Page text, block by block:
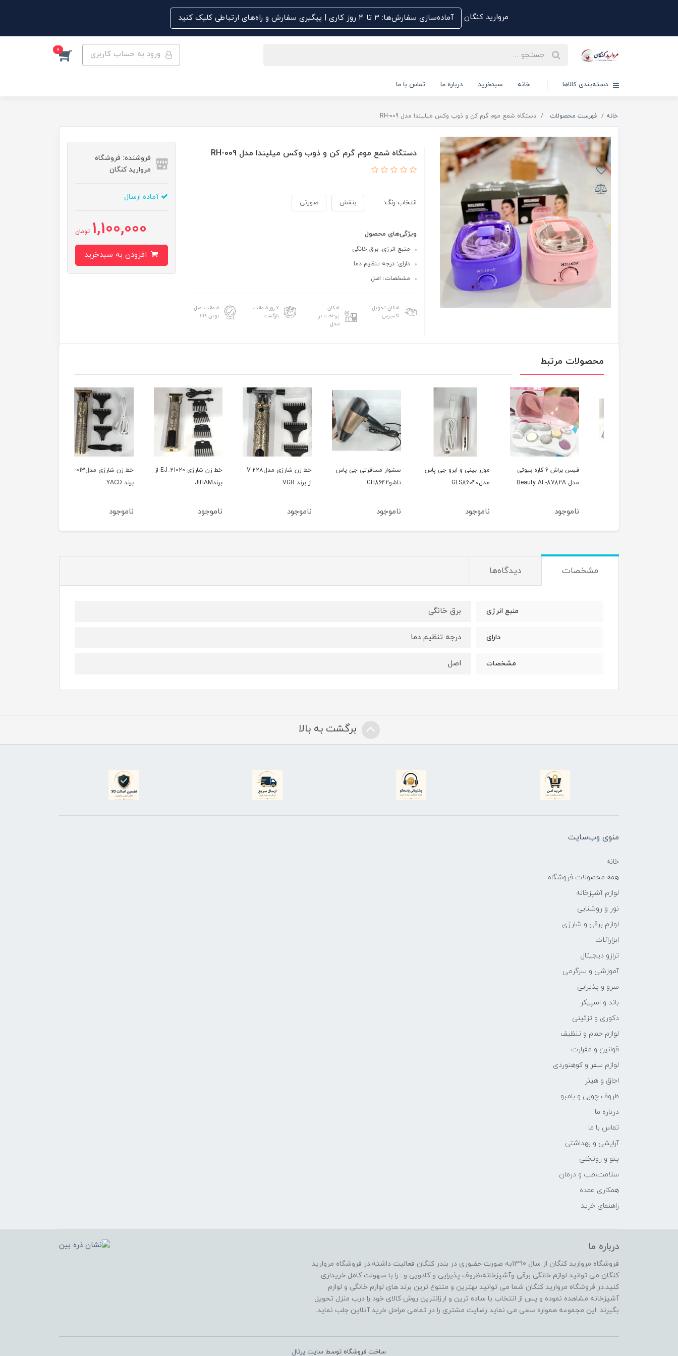
مروارید کنگان آماده‌سازی سفارش‌ها: ۳ تا ۴ روز کاری | پیگیری سفارش و راه‌های ارتباطی کلیک کنید
ورود به حساب کاربری 0
دسته‌بندی کالاها خانه سبدخرید درباره ما تماس با ما
خانه فهرست محصولات دستگاه شمع موم گرم کن و ذوب وکس میلیندا مدل RH-009
دستگاه شمع موم گرم کن و ذوب وکس میلیندا مدل RH-009
انتخاب رنگ: بنفش صورتی
ویژگی‌های محصول
منبع انرژی: برق خانگی
دارای: درجه تنظیم دما
مشخصات: اصل
امکان تحویل
اکسپرس
امکان
پرداخت در
محل
۷ روز ضمانت
بازگشت
ضمانت اصل
بودن کالا
فروشنده: فروشگاه
مروارید کنگان
آماده ارسال
1,100,000 تومان
محصولات مرتبط
فیس براش 6 کاره بیوتی
ناموجود
موزر بینی و ابرو جی پاس
ناموجود
سشوار مسافرتی جی پاس
ناموجود
خط زن شارژی مدلV-228
ناموجود
خط زن شارژی EJ_21020 از
ناموجود
خط زن شارژی مدلD-013 از
ناموجود
مشخصات دیدگاه‌ها
منبع انرژی برق خانگی
دارای درجه تنظیم دما
مشخصات اصل
برگشت به بالا
منوی وب‌سایت
خانه
همه محصولات فروشگاه
لوازم آشپزخانه
نور و روشنایی
لوازم برقی و شارژی
ابزارآلات
ترازو دیجیتال
آموزشی و سرگرمی
سرو و پذیرایی
باند و اسپیکر
دکوری و تزئینی
لوازم حمام و تنظیف
قوانین و مقرارت
لوازم سفر و کوهنوردی
اجاق و هیتر
ظروف چوبی و بامبو
درباره ما
تماس با ما
آرایشی و بهداشتی
پتو و روتختی
سلامت،طب و درمان
همکاری عمده
راهنمای خرید
درباره ما
فروشگاه مروارید کنگان از سال 1390به صورت حضوری در بندر کنگان فعالیت داشته.در فروشگاه مروارید
کنگان می توانید لوازم خانگی برقی وآشپزخانه،ظروف پذیرایی و کادویی و.. را با سهولت کامل خریداری
کنید.در فروشگاه مروارید کنگان شما می توانید بهترین و متنوع ترین برند های لوازم خانگی و لوازم
آشپزخانه مشاهده نموده و پس از انتخاب با ساده ترین و ارزانترین روش کالای خود را درب منزل تحویل
بگیرند. این مجموعه همواره سعی می نماید رضایت مشتری را در تمامی مراحل خرید آنلاین جلب نماید.
ساخت فروشگاه توسط سایت پرتال